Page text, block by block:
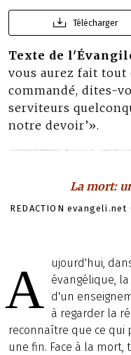
Télécharger
Texte de
vous aurez fait tout
commandé, dites-
serviteurs
notre devoir’».
La mort:
REDACTION
A
ujourd'hui,
évangélique,
d'un
à regarder la
reconnaître que ce qui
une fin. Face à la